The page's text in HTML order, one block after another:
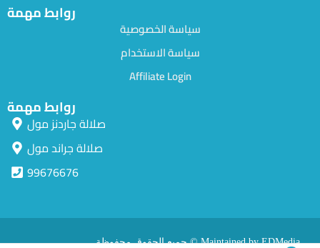
روابط مهمة
سياسة الخصوصية
سياسة الاستخدام
Affiliate Login
روابط مهمة
صلالة جاردنز مول
صلالة جراند مول
99676676
جميع الحقوق محفوظة © Maintained by EDMedia.